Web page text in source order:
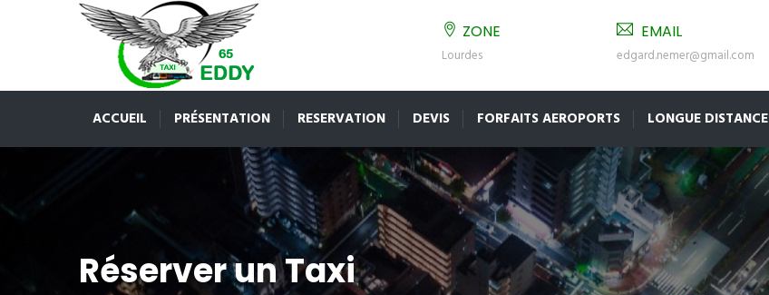
ZONE
Lourdes
EMAIL
edgard.nemer@gmail.com
ACCUEIL PRÉSENTATION RESERVATION DEVIS FORFAITS AEROPORTS LONGUE DISTANCE
Réserver un Taxi